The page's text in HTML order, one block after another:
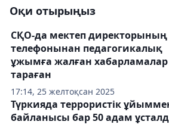
Оқи отырыңыз
17:14, 25 желтоқсан 2025
СҚО-да мектеп директорының
телефонынан педагогикалық
ұжымға жалған хабарламалар
тараған
Түркияда террористік
байланысы бар 50 адам